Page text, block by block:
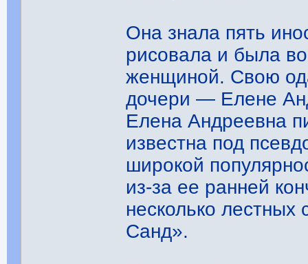
Она знала пять
рисовала и была
женщиной. Свою
дочери — Елене
Елена Андреевна
известна под
широкой
из-за ее ранней
несколько
Санд».